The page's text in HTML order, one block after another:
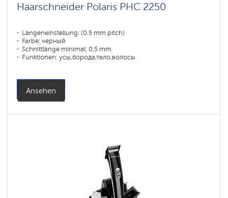
Haarschneider Polaris PHC 2250
Längeneinstellung: (0.5 mm pitch)
Farbe: черный
Schnittlänge minimal: 0,5 mm
Funktionen: усы,борода,тело,волосы
Ansehen